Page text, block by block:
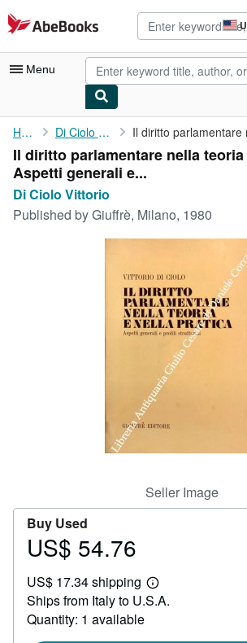
Skip to main content
AbeBooks.com
Menu
My Account
My Purchases
Advanced Search
Browse Collections
Home Di Ciolo Vittorio
Il diritto parlamentare nella
Aspetti generali e...
Di Ciolo Vittorio
Published byGiuffrè, Milano, 1980
Seller Image
Buy Used
Price
54.76
US$ 54.76
US$ 17.34 shipping
Learn
more
Ships from Italy to U.S.A.
Quantity: 1 available